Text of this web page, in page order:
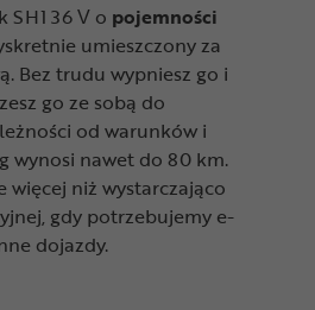
36 V o pojemności
umieszczony za
Bez trudu wypniesz go i
go ze sobą do
od warunków i
wynosi nawet do 80 km.
więcej niż wystarczająco
gdy potrzebujemy e-
dojazdy.